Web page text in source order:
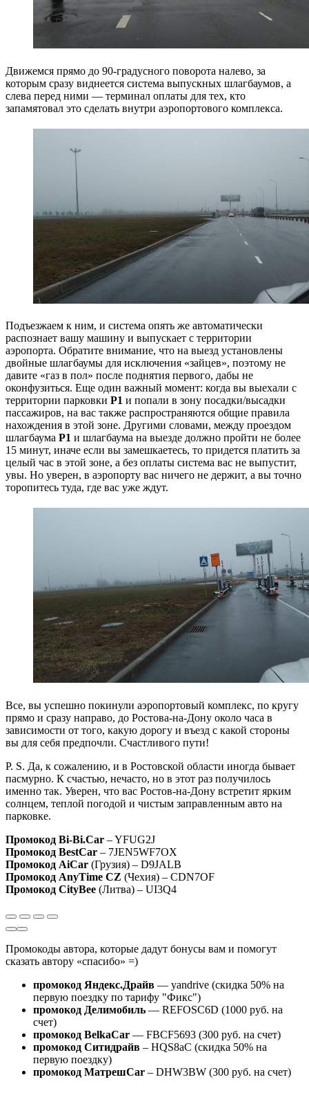
Движемся прямо до 90-градусного поворота налево, за
которым сразу виднеется система выпускных шлагбаумов, а
слева перед ними — терминал оплаты для тех, кто
запамятовал это сделать внутри аэропортового комплекса.
Подъезжаем к ним, и система опять же автоматически
распознает вашу машину и выпускает с территории
аэропорта. Обратите внимание, что на выезд установлены
двойные шлагбаумы для исключения «зайцев», поэтому не
давите «газ в пол» после поднятия первого, дабы не
оконфузиться. Еще один важный момент: когда вы выехали с
территории парковки Р1 и попали в зону посадки/высадки
пассажиров, на вас также распространяются общие правила
нахождения в этой зоне. Другими словами, между проездом
шлагбаума Р1 и шлагбаума на выезде должно пройти не более
15 минут, иначе если вы замешкаетесь, то придется платить за
целый час в этой зоне, а без оплаты система вас не выпустит,
увы. Но уверен, в аэропорту вас ничего не держит, а вы точно
торопитесь туда, где вас уже ждут.
Все, вы успешно покинули аэропортовый комплекс, по кругу
прямо и сразу направо, до Ростова-на-Дону около часа в
зависимости от того, какую дорогу и въезд с какой стороны
вы для себя предпочли. Счастливого пути!
P. S. Да, к сожалению, и в Ростовской области иногда бывает
пасмурно. К счастью, нечасто, но в этот раз получилось
именно так. Уверен, что вас Ростов-на-Дону встретит ярким
солнцем, теплой погодой и чистым заправленным авто на
парковке.
Промокод Bi-Bi.Car – YFUG2J
Промокод BestCar – 7JEN5WF7OX
Промокод AiCar (Грузия) – D9JALB
Промокод AnyTime CZ (Чехия) – CDN7OF
Промокод CityBee (Литва) – UI3Q4
Промокоды автора, которые дадут бонусы вам и помогут
сказать автору «спасибо» =)
промокод Яндекс.Драйв — yandrive (скидка 50% на
первую поездку по тарифу "Фикс")
промокод Делимобиль — REFOSC6D (1000 руб. на
счет)
промокод BelkaCar — FBCF5693 (300 руб. на счет)
промокод Ситидрайв – HQS8aC (скидка 50% на
первую поездку)
промокод МатрешCar – DHW3BW (300 руб. на счет)